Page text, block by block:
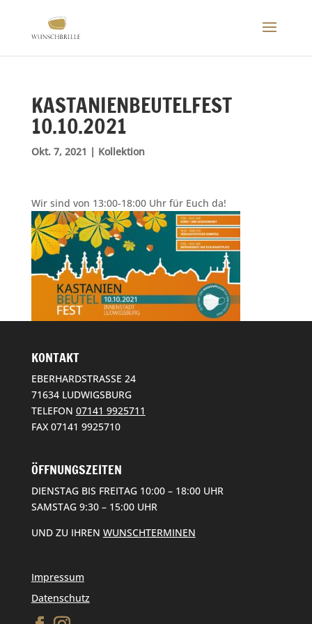
KASTANIENBEUTELFEST
10.10.2021
Okt. 7, 2021 | Kollektion
Wir sind von 13:00-18:00 Uhr für Euch da!
KONTAKT
EBERHARDSTRASSE 24
71634 LUDWIGSBURG
TELEFON 07141 9925711
FAX 07141 9925710
ÖFFNUNGSZEITEN
DIENSTAG BIS FREITAG 10:00 – 18:00 UHR
SAMSTAG 9:30 – 15:00 UHR
UND ZU IHREN WUNSCHTERMINEN
Impressum
Datenschutz